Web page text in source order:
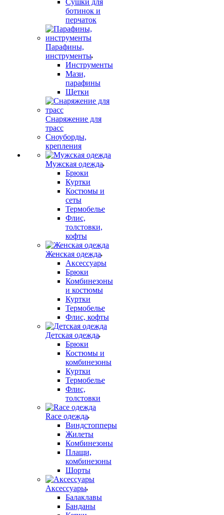
Сушки для
ботинок и
перчаток
Парафины,
инструменты
Инструменты
Мази,
парафины
Щетки
Снаряжение для
трасс
Сноуборды,
крепления
Мужская одежда
Брюки
Куртки
Костюмы и
сеты
Термобелье
Флис,
толстовки,
кофты
Женская одежда
Аксессуары
Брюки
Комбинезоны
и костюмы
Куртки
Термобелье
Флис, кофты
Детская одежда
Брюки
Костюмы и
комбинезоны
Куртки
Термобелье
Флис,
толстовки
Race одежда
Виндстопперы
Жилеты
Комбинезоны
Плащи,
комбинезоны
Шорты
Аксессуары
Балаклавы
Банданы